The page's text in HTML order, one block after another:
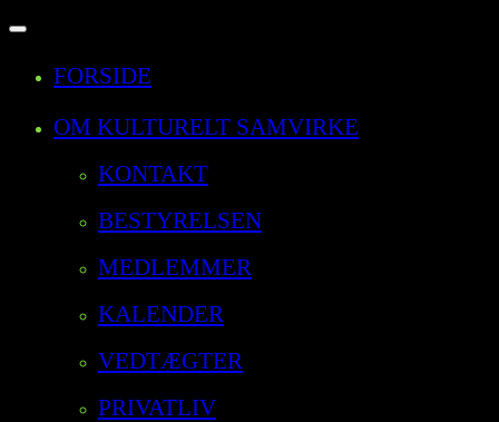
Slå
til/fraFORSIDE
OM KULTURELT SAMVIRKE
KONTAKT
BESTYRELSEN
MEDLEMMER
KALENDER
VEDTÆGTER
PRIVATLIV